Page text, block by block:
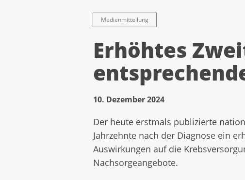
Medienmitteilung
Erhöhtes
10. Dezember 2024
Der heute erstmals publizierte
Jahrzehnte nach der Diagnose ein
Auswirkungen auf die
Nachsorgeangebote.